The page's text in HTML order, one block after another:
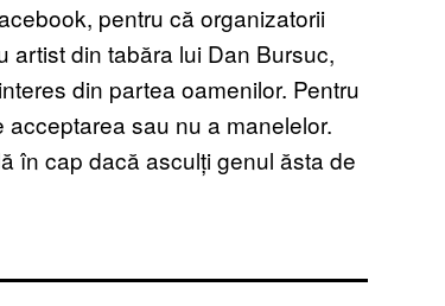
pentru că organizatorii
artist din tabăra lui Dan Bursuc,
din partea oamenilor. Pentru
sau nu a manelelor.
în cap dacă asculți genul ăsta de